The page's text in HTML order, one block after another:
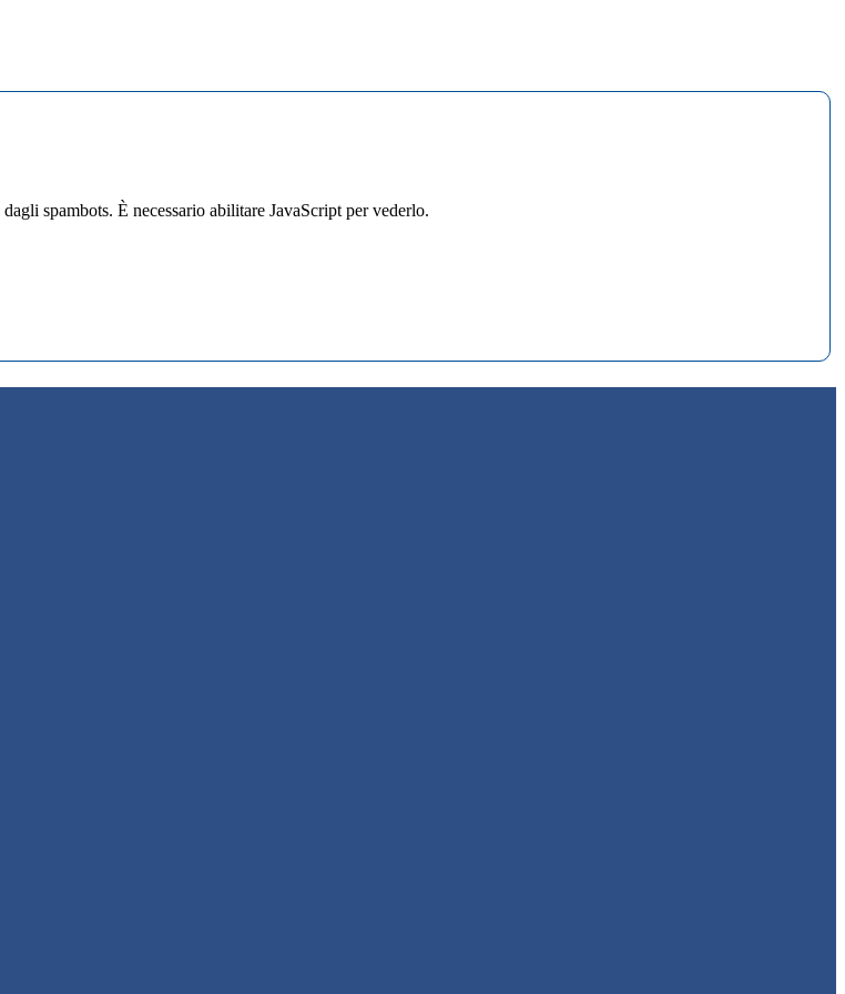
spambots. È necessario abilitare JavaScript per vederlo.